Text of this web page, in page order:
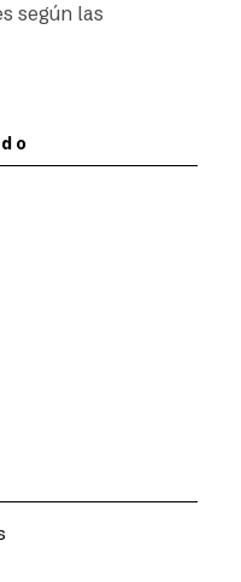
según las